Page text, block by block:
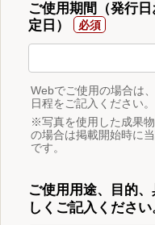
ご使用期間（発行
定日）
Webでご使用の場合は
日程をご記入ください。
※写真を使用した成果
の場合は掲載開始時に
です。
ご使用用途、目的
しくご記入ください